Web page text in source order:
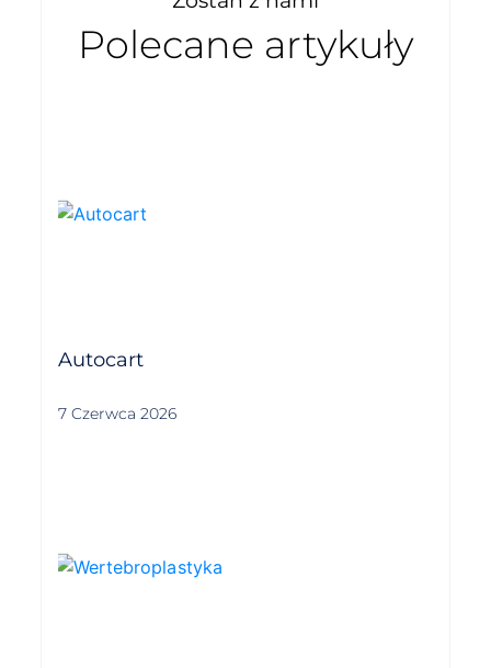
Polecane artykuły
Autocart
7 Czerwca 2026